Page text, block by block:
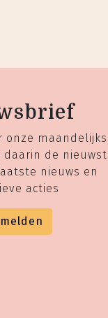
onze
de
nieuws en
acties